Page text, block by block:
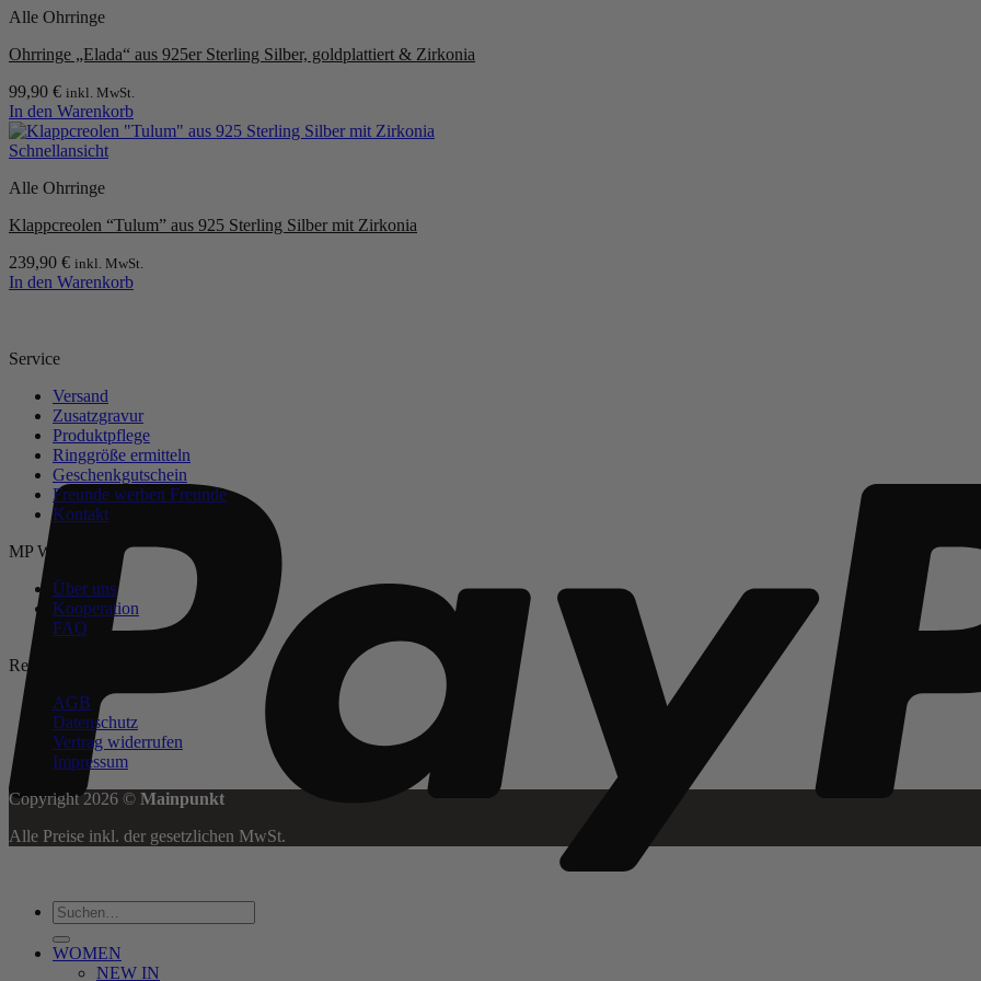
Alle Ohrringe
Ohrringe „Elada“ aus 925er Sterling Silber, goldplattiert & Zirkonia
99,90 € inkl. MwSt.
In den Warenkorb
Schnellansicht
Alle Ohrringe
Klappcreolen “Tulum” aus 925 Sterling Silber mit Zirkonia
239,90 € inkl. MwSt.
In den Warenkorb
Service
Versand
Zusatzgravur
Produktpflege
Ringgröße ermitteln
Geschenkgutschein
Freunde werben Freunde
Kontakt
MP Welt
Über uns
Kooperation
FAQ
Rechtliches
AGB
Datenschutz
Vertrag widerrufen
Impressum
Copyright 2026 © Mainpunkt
Alle Preise inkl. der gesetzlichen MwSt.
Suchen
nach:
WOMEN
NEW IN